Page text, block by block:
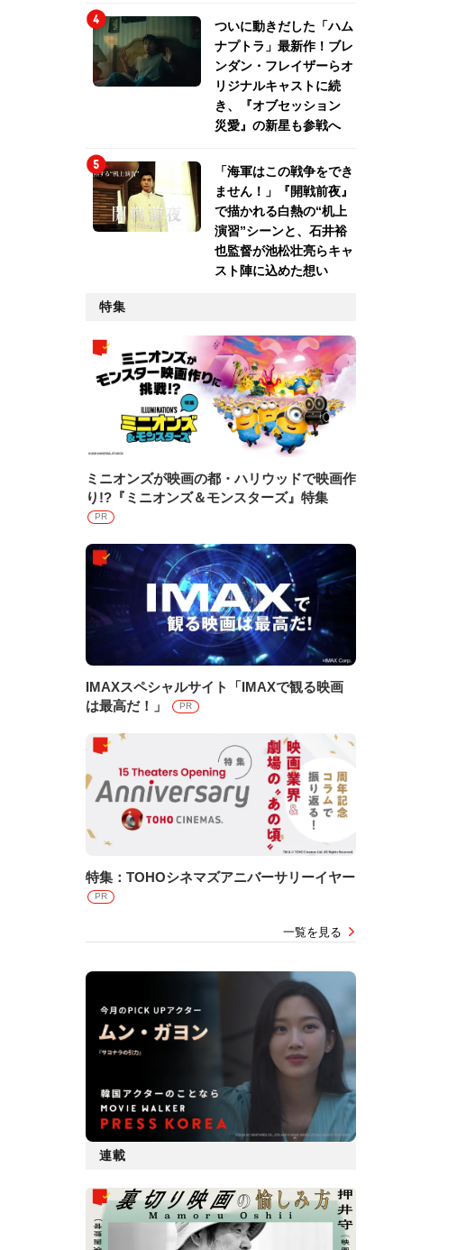
ついに動きだした「ハム
ナプトラ」最新作！ブレ
ンダン・フレイザーらオ
リジナルキャストに続
き、『オブセッション
災愛』の新星も参戦へ
「海軍はこの戦争をでき
ません！」『開戦前夜』
で描かれる白熱の“机上
演習”シーンと、石井裕
也監督が池松壮亮らキャ
スト陣に込めた想い
特集
ミニオンズが映画の都・ハリウッドで映画作
り!?『ミニオンズ＆モンスターズ』特集
PR
IMAXスペシャルサイト「IMAXで観る映画
は最高だ！」
PR
特集：TOHOシネマズアニバーサリーイヤー
PR
一覧を見る
連載